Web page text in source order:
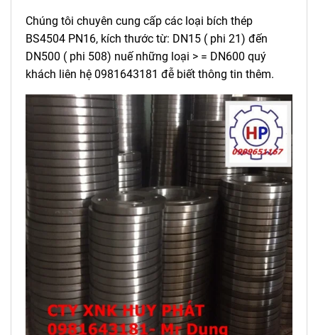
Chúng tôi chuyên cung cấp các loại bích thép
BS4504 PN16, kích thước từ: DN15 ( phi 21) đến
DN500 ( phi 508) nuế những loại > = DN600 quý
khách liên hệ 0981643181 đễ biết thông tin thêm.